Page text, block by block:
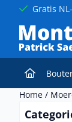
Gratis
Home /